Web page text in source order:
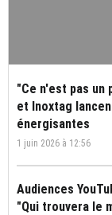
"Ce n'est pas un
et Inoxtag
énergisantes
1 juin 2026 à 12:56
Audiences
"Qui trouvera le